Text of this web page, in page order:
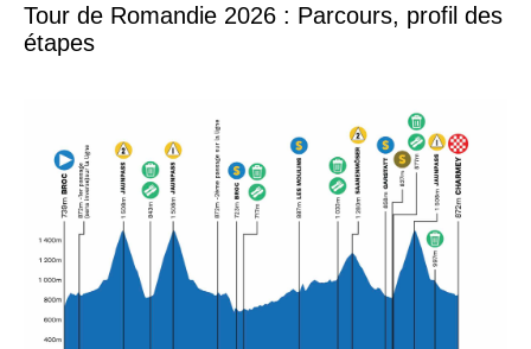
Tour de Romandie 2026 : Parcours, profil des
étapes